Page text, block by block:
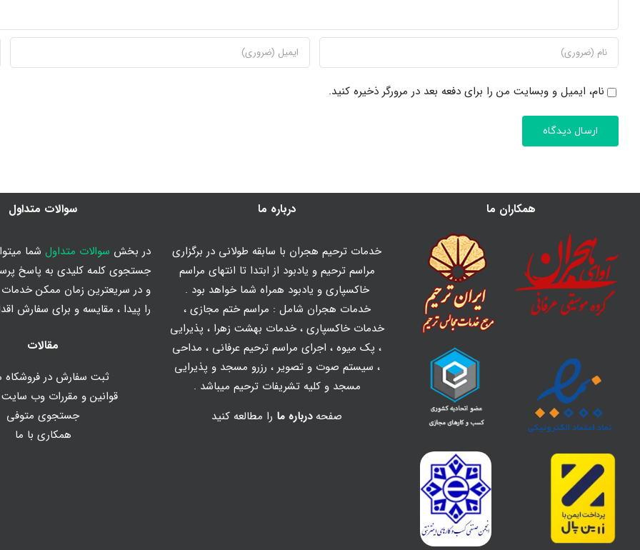
نام، ایمیل و وبسایت من را برای دفعه بعد در مرورگر ذخیره کنید.
همکاران ما درباره ما
خدمات ترحیم هجران با سابقه طولانی در برگزاری
مراسم ترحیم و یادبود از ابتدا تا انتهای مراسم
خاکسپاری و یادبود همراه شما خواهد بود .
خدمات هجران شامل : مراسم ختم مجازی ،
خدمات خاکسپاری ،خدمات بهشت زهرا ، پذیرایی
، پک میوه، اجرای مراسم ترحیم عرفانی ، مداحی
، سیستم صوت و تصویر ، رزرو مسجد و پذیرایی
مسجد و کلیه تشریفات ترحیم میباشد .
صفحهدرباره ما را مطالعه کنید
سوالات متداول
در بخش سوالات متداولشما
جستجوی کلمه کلیدی به پاسخ
و در سریعترین زمان ممکن خدمات
را پیدا ، مقایسه و برای سفارش
مقالات
ثبت سفارش در فروشکاه
قوانین و مقررات وب
جستجوی متوفی
همکاری با ما